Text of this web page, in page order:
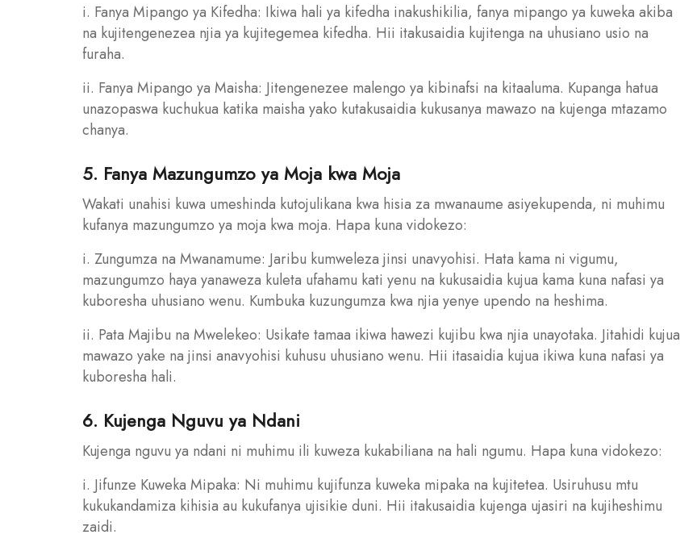
i. Fanya Mipango ya Kifedha: Ikiwa hali ya kifedha inakushikilia, fanya mipango ya kuweka akiba
na kujitengenezea njia ya kujitegemea kifedha. Hii itakusaidia kujitenga na uhusiano usio na
furaha.
ii. Fanya Mipango ya Maisha: Jitengenezee malengo ya kibinafsi na kitaaluma. Kupanga hatua
unazopaswa kuchukua katika maisha yako kutakusaidia kukusanya mawazo na kujenga mtazamo
chanya.
5. Fanya Mazungumzo ya Moja kwa Moja
Wakati unahisi kuwa umeshinda kutojulikana kwa hisia za mwanaume asiyekupenda, ni muhimu
kufanya mazungumzo ya moja kwa moja. Hapa kuna vidokezo:
i. Zungumza na Mwanamume: Jaribu kumweleza jinsi unavyohisi. Hata kama ni vigumu,
mazungumzo haya yanaweza kuleta ufahamu kati yenu na kukusaidia kujua kama kuna nafasi ya
kuboresha uhusiano wenu. Kumbuka kuzungumza kwa njia yenye upendo na heshima.
ii. Pata Majibu na Mwelekeo: Usikate tamaa ikiwa hawezi kujibu kwa njia unayotaka. Jitahidi kujua
mawazo yake na jinsi anavyohisi kuhusu uhusiano wenu. Hii itasaidia kujua ikiwa kuna nafasi ya
kuboresha hali.
6. Kujenga Nguvu ya Ndani
Kujenga nguvu ya ndani ni muhimu ili kuweza kukabiliana na hali ngumu. Hapa kuna vidokezo:
i. Jifunze Kuweka Mipaka: Ni muhimu kujifunza kuweka mipaka na kujitetea. Usiruhusu mtu
kukukandamiza kihisia au kukufanya ujisikie duni. Hii itakusaidia kujenga ujasiri na kujiheshimu
zaidi.